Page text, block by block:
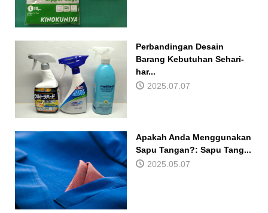
Perbandingan Desain
Barang Kebutuhan Sehari-
har...
2025.07.07
Apakah Anda Menggunakan
Sapu Tangan?: Sapu Tang...
2025.05.07